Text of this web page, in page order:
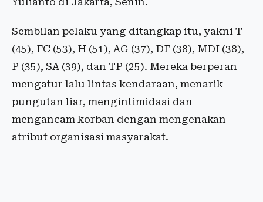
Sembilan pelaku yang ditangkap itu, yakni T
(45), FC (53), H (51), AG (37), DF (38), MDI (38),
P (35), SA (39), dan TP (25). Mereka berperan
mengatur lalu lintas kendaraan, menarik
pungutan liar, mengintimidasi dan
mengancam korban dengan mengenakan
atribut organisasi masyarakat.